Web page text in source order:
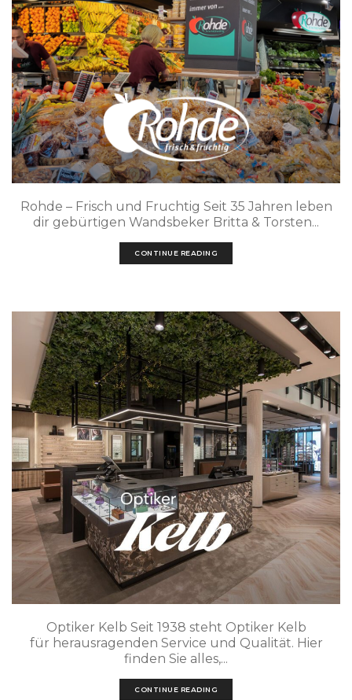
Rohde – Frisch und Fruchtig Seit 35 Jahren leben
dir gebürtigen Wandsbeker Britta & Torsten...
CONTINUE READING
Optiker Kelb Seit 1938 steht Optiker Kelb
für herausragenden Service und Qualität. Hier
finden Sie alles,...
CONTINUE READING